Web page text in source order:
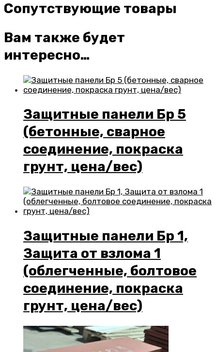
Сопутствующие товары
Вам также будет
интересно…
Защитные панели Бр 5
(бетонные, сварное
соединение, покраска
грунт, цена/вес)
Защитные панели Бр 1,
Защита от взлома 1
(облегченные, болтовое
соединение, покраска
грунт, цена/вес)